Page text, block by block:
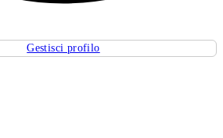
Gestisci profilo